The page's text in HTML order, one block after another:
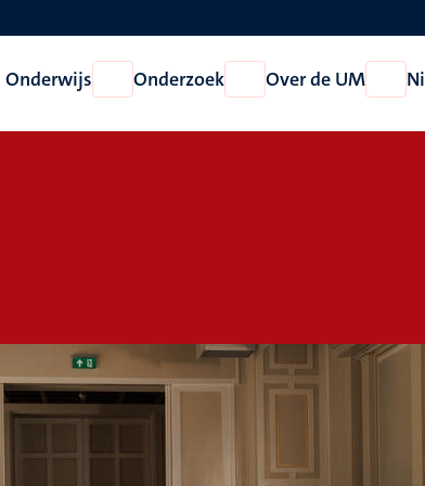
Onderwijs
Open
Onderwijs
Onderzoek
Open
Onderzoek
Over de UM
Open
Over